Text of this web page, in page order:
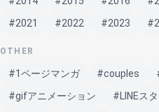
#2021
#2022 #2023
OTHER
#1ページマンガ #couples
#gifアニメーション
#LINEス